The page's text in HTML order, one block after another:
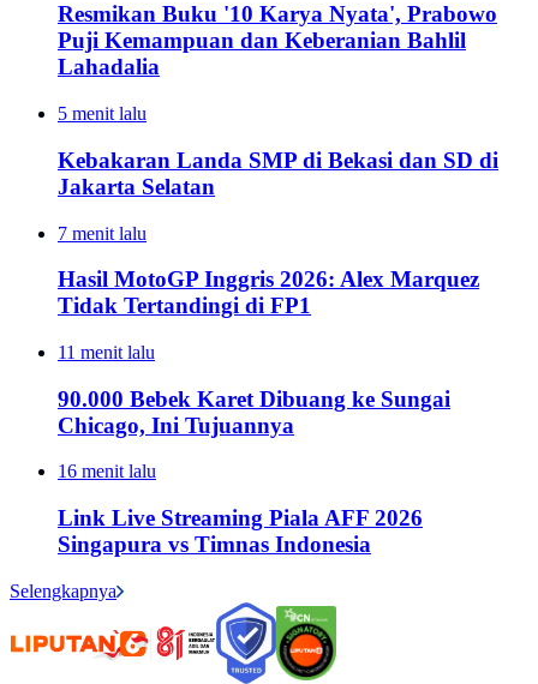
Resmikan Buku '10 Karya Nyata', Prabowo
Puji Kemampuan dan Keberanian Bahlil
Lahadalia
5 menit lalu
Kebakaran Landa SMP di Bekasi dan SD di
Jakarta Selatan
7 menit lalu
Hasil MotoGP Inggris 2026: Alex Marquez
Tidak Tertandingi di FP1
11 menit lalu
90.000 Bebek Karet Dibuang ke Sungai
Chicago, Ini Tujuannya
16 menit lalu
Link Live Streaming Piala AFF 2026
Singapura vs Timnas Indonesia
Selengkapnya